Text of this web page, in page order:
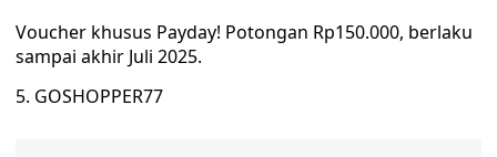
Voucher khusus Payday! Potongan Rp150.000, berlaku
sampai akhir Juli 2025.
5. GOSHOPPER77